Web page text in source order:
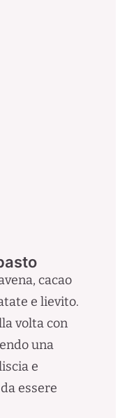
cacao
e lievito.
volta con
una
e
essere